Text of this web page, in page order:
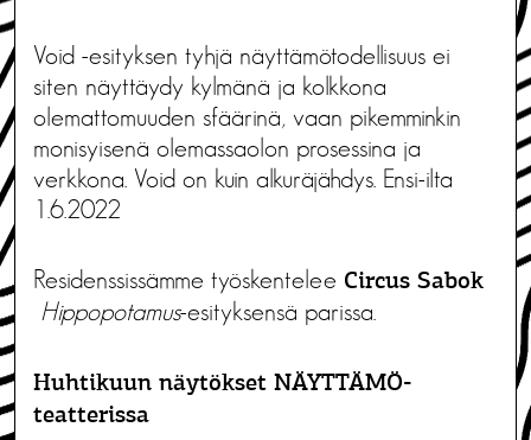
Void -esityksen tyhjä näyttämötodellisuus ei
siten näyttäydy kylmänä ja kolkkona
olemattomuuden sfäärinä, vaan pikemminkin
monisyisenä olemassaolon prosessina ja
verkkona. Void on kuin alkuräjähdys. Ensi-ilta
1.6.2022
Residenssissämme työskentelee Circus Sabok
Hippopotamus-esityksensä parissa.
Huhtikuun näytökset NÄYTTÄMÖ-
teatterissa